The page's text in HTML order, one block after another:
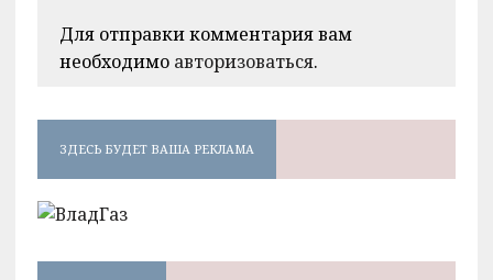
Для отправки комментария вам
необходимо авторизоваться.
ЗДЕСЬ БУДЕТ ВАША РЕКЛАМА